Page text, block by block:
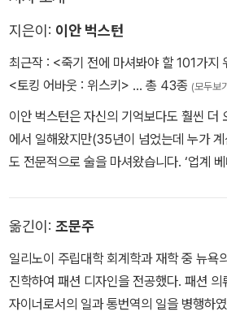
지은이: 이안 벅스턴
최근작 : <죽기 전에 마셔봐야 할 101가지
<토킹 어바웃 : 위스키> … 총 43종 (모두보
이안 벅스턴은 자신의 기억보다도 훨씬 더
에서 일해왔지만(35년이 넘었는데 누가
도 전문적으로 술을 마셔왔습니다. ‘업계
디렉터였고, 수많은 증류주 업체의 컨설턴
을 썼으며 업계 컨퍼런스도 개최하면서 예
를 인수하기도 했습니다. 그는 증류주 업
of the Quaich’로 선정되었으며, ‘the
옮긴이: 조문주
일리노이 주립대학 회계학과 재학 중 뉴욕
진학하여 패션 디자인을 전공했다. 패션 의
자이너로서의 일과 통번역의 일을 병행하